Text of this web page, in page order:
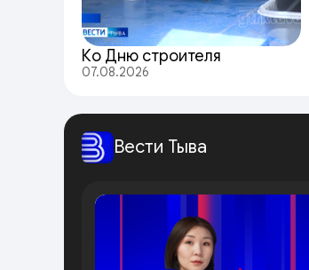
Ко Дню строителя
07.08.2026
Вести Тыва